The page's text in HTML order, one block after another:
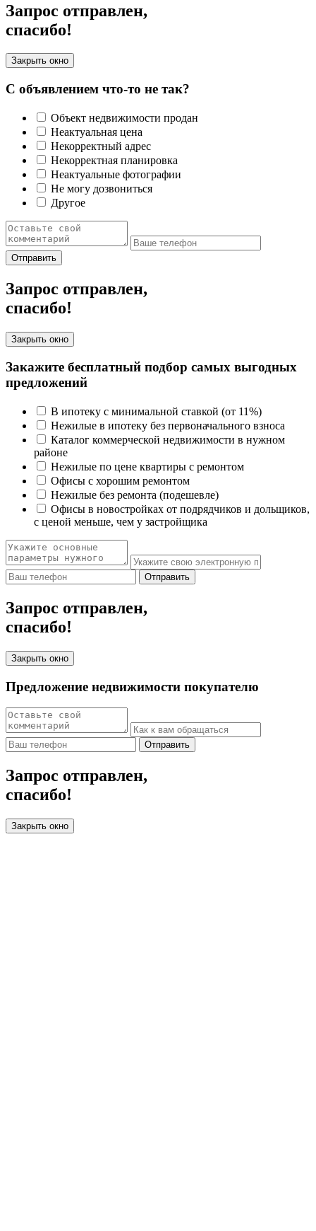
Запрос отправлен,
спасибо!
Закрыть окно
С объявлением что-то не так?
Объект недвижимости продан
Неактуальная цена
Некорректный адрес
Некорректная планировка
Неактуальные фотографии
Не могу дозвониться
Другое
Отправить
Запрос отправлен,
спасибо!
Закрыть окно
Закажите бесплатный подбор самых выгодных
предложений
В ипотеку с минимальной ставкой (от 11%)
Нежилые в ипотеку без первоначального взноса
Каталог коммерческой недвижимости в нужном
районе
Нежилые по цене квартиры с ремонтом
Офисы с хорошим ремонтом
Нежилые без ремонта (подешевле)
Офисы в новостройках от подрядчиков и дольщиков,
с ценой меньше, чем у застройщика
Отправить
Запрос отправлен,
спасибо!
Закрыть окно
Предложение недвижимости покупателю
Отправить
Запрос отправлен,
спасибо!
Закрыть окно